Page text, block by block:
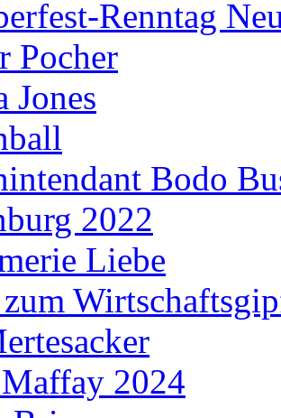
Renntag
Pocher
Jones
Bodo
2022
Liebe
2024